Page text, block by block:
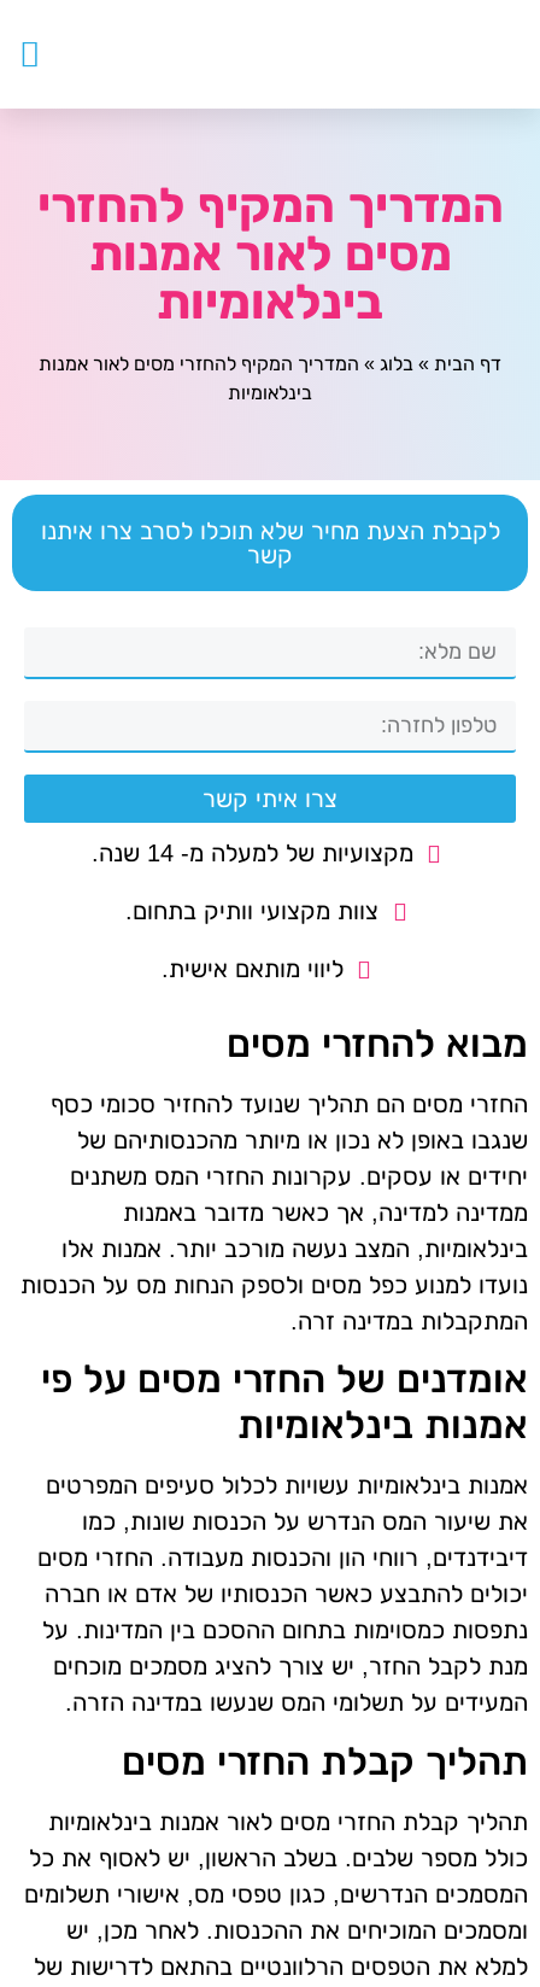
המדריך המקיף להחזרי
מסים לאור אמנות
בינלאומיות
דף הבית » בלוג » המדריך המקיף להחזרי מסים לאור אמנות
בינלאומיות
לקבלת הצעת מחיר שלא תוכלו לסרב צרו איתנו
קשר
צרו איתי קשר
מקצועיות של למעלה מ- 14 שנה.
צוות מקצועי וותיק בתחום.
ליווי מותאם אישית.
מבוא להחזרי מסים
החזרי מסים הם תהליך שנועד להחזיר סכומי כסף
שנגבו באופן לא נכון או מיותר מהכנסותיהם של
יחידים או עסקים. עקרונות החזרי המס משתנים
ממדינה למדינה, אך כאשר מדובר באמנות
בינלאומיות, המצב נעשה מורכב יותר. אמנות אלו
נועדו למנוע כפל מסים ולספק הנחות מס על הכנסות
המתקבלות במדינה זרה.
אומדנים של החזרי מסים על פי
אמנות בינלאומיות
אמנות בינלאומיות עשויות לכלול סעיפים המפרטים
את שיעור המס הנדרש על הכנסות שונות, כמו
דיבידנדים, רווחי הון והכנסות מעבודה. החזרי מסים
יכולים להתבצע כאשר הכנסותיו של אדם או חברה
נתפסות כמסוימות בתחום ההסכם בין המדינות. על
מנת לקבל החזר, יש צורך להציג מסמכים מוכחים
המעידים על תשלומי המס שנעשו במדינה הזרה.
תהליך קבלת החזרי מסים
תהליך קבלת החזרי מסים לאור אמנות בינלאומיות
כולל מספר שלבים. בשלב הראשון, יש לאסוף את כל
המסמכים הנדרשים, כגון טפסי מס, אישורי תשלומים
ומסמכים המוכיחים את ההכנסות. לאחר מכן, יש
למלא את הטפסים הרלוונטיים בהתאם לדרישות של